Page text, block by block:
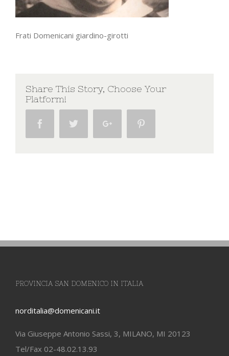
Frati Domenicani giardino-girotti
Share This Story, Choose Your
Platform!
Facebook Twitter Google+
PROVINCIA SAN DOMENICO IN ITALIA
norditalia@domenicani.it
Via Giuseppe Antonio Sassi, 3, MILANO, MI 20123
Tel/Fax 02-48.02.13.93